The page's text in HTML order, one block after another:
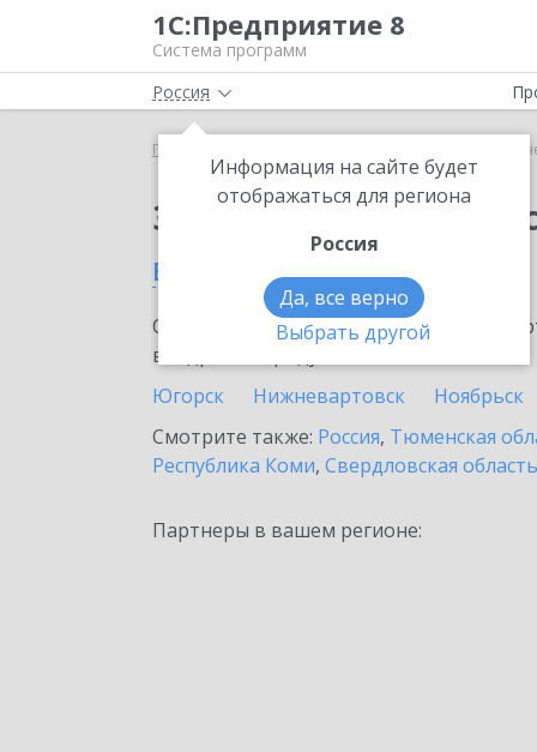
1С:Предприятие 8
Система программ
Россия
Информация на сайте будет
отображаться для региона
Россия
Да, все верно
Выбрать другой
Главная 1С-
Заказать 1С-
в Нефтеюганске
Ознакомьтесь с информационными
внедрение продукта.
Югорск
Нижневартовск Ноябрьск
Смотрите также: Россия, Тюменская
Республика Коми, Свердловская область
Партнеры в вашем регионе: